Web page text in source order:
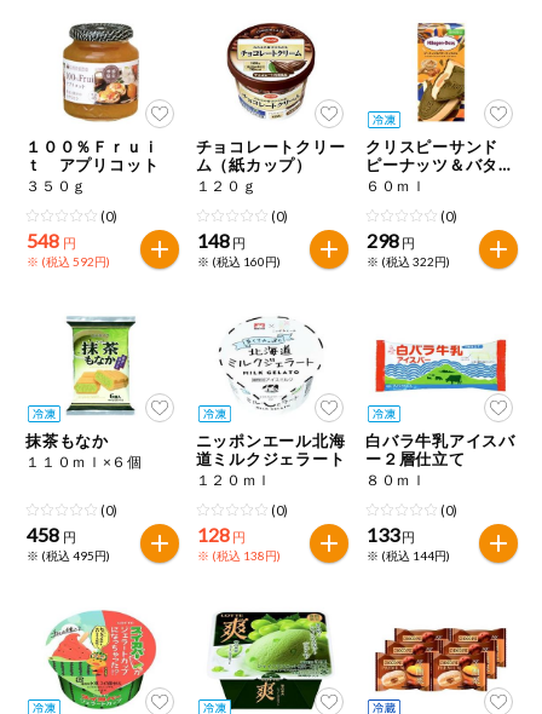
１００％Ｆｒｕｉ
ｔ アプリコット
３５０ｇ
(0)
548 円
※ (税込 592円)
チョコレートクリー
ム（紙カップ）
１２０ｇ
(0)
148 円
※ (税込 160円)
クリスピーサンド
ピーナッツ＆バター
キャラメル
６０ｍｌ
(0)
298 円
※ (税込 322円)
抹茶もなか
１１０ｍｌ×６個
(0)
458 円
※ (税込 495円)
ニッポンエール北海
道ミルクジェラート
１２０ｍｌ
(0)
128 円
※ (税込 138円)
白バラ牛乳アイスバ
ー２層仕立て
８０ｍｌ
(0)
133円
※ (税込 144円)